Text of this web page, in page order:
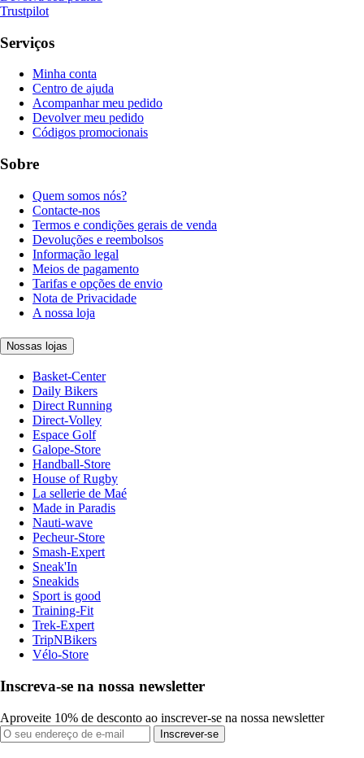
Trustpilot
Serviços
Minha conta
Centro de ajuda
Acompanhar meu pedido
Devolver meu pedido
Códigos promocionais
Sobre
Quem somos nós?
Contacte-nos
Termos e condições gerais de venda
Devoluções e reembolsos
Informação legal
Meios de pagamento
Tarifas e opções de envio
Nota de Privacidade
A nossa loja
Nossas lojas
Basket-Center
Daily Bikers
Direct Running
Direct-Volley
Espace Golf
Galope-Store
Handball-Store
House of Rugby
La sellerie de Maé
Made in Paradis
Nauti-wave
Pecheur-Store
Smash-Expert
Sneak'In
Sneakids
Sport is good
Training-Fit
Trek-Expert
TripNBikers
Vélo-Store
Inscreva-se na nossa newsletter
Aproveite 10% de desconto ao inscrever-se na nossa newsletter
Inscrever-se